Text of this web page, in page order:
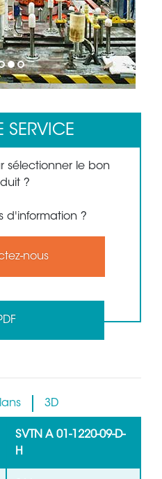
2 3 4
SERVICE
sélectionner le bon
?
d'information ?
nous
3D
SVTN A 01-1220-09-D-
H